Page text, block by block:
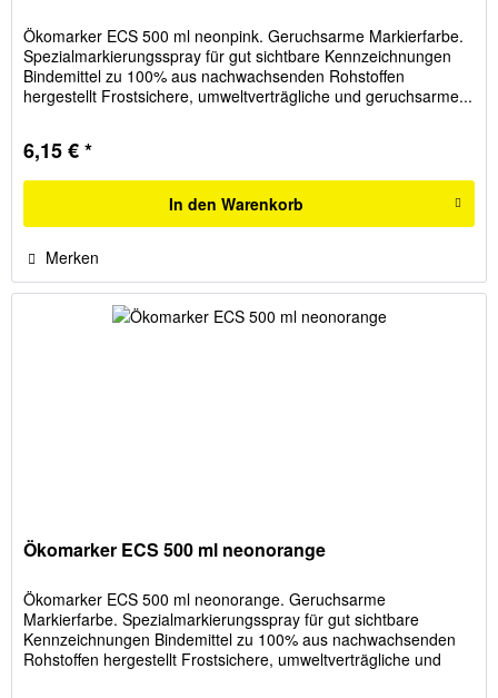
Ökomarker ECS 500 ml neonpink. Geruchsarme Markierfarbe.
Spezialmarkierungsspray für gut sichtbare Kennzeichnungen
Bindemittel zu 100% aus nachwachsenden Rohstoffen
hergestellt Frostsichere, umweltverträgliche und geruchsarme...
6,15 € *
In den Warenkorb
Merken
Ökomarker ECS 500 ml neonorange
Ökomarker ECS 500 ml neonorange. Geruchsarme
Markierfarbe. Spezialmarkierungsspray für gut sichtbare
Kennzeichnungen Bindemittel zu 100% aus nachwachsenden
Rohstoffen hergestellt Frostsichere, umweltverträgliche und